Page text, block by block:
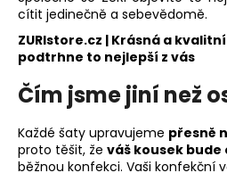
cítit jedinečně a sebevědomě.
ZURIstore.cz | Krásná a
podtrhne to nejlepší z vás
Čím jsme jiní než
Každé šaty upravujeme přesně
proto těšit, že váš kousek
běžnou konfekci. Vaši konfekční